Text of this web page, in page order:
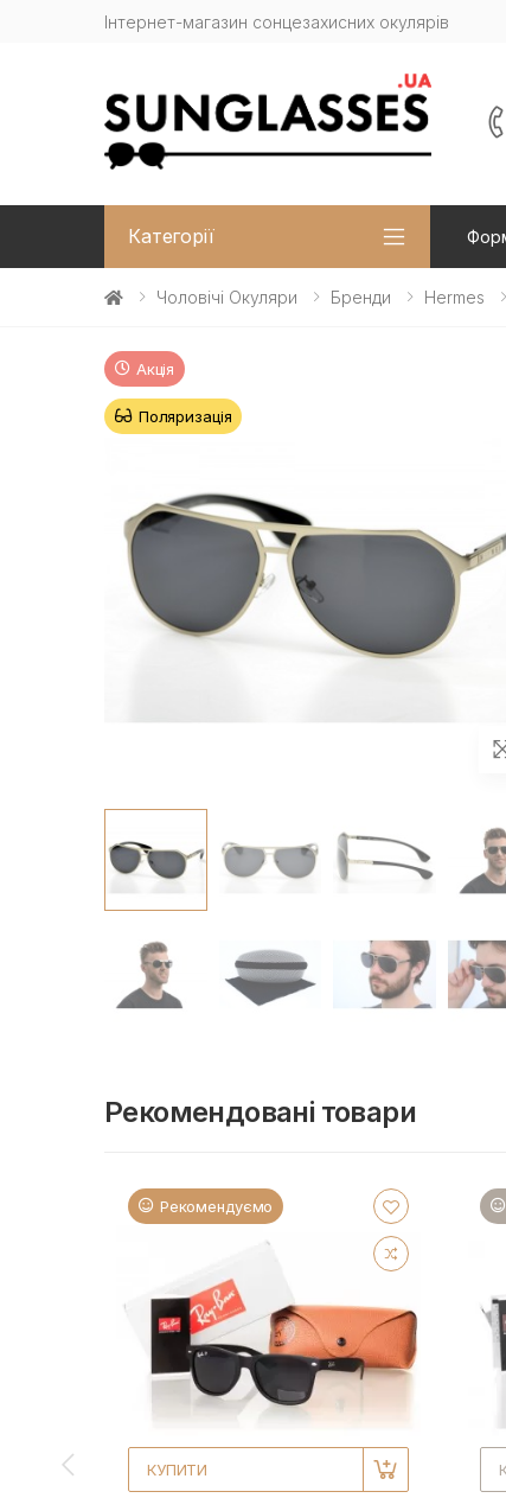
Інтернет-магазин сонцезахисних окулярів
Категорії
Чоловічі Окуляри Бренди Hermes
Акція
Поляризація
Рекомендовані товари
Рекомендуємо
КУПИТИ